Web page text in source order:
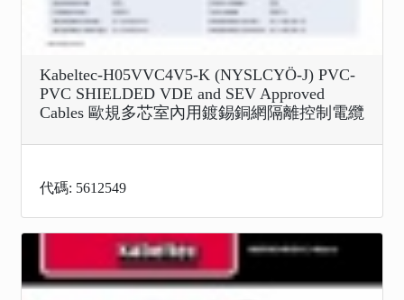
Kabeltec-H05VVC4V5-K (NYSLCYÖ-J) PVC-
PVC SHIELDED VDE and SEV Approved
Cables 歐規多芯室內用鍍錫銅網隔離控制電纜
代碼: 5612549